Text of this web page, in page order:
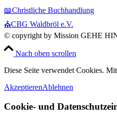
📖Christliche Buchhandlung
⛪CBG Waldbröl e.V.
© copyright by Mission GEHE
Nach oben scrollen
Diese Seite verwendet Cookies.
AkzeptierenAblehnen
Cookie- und